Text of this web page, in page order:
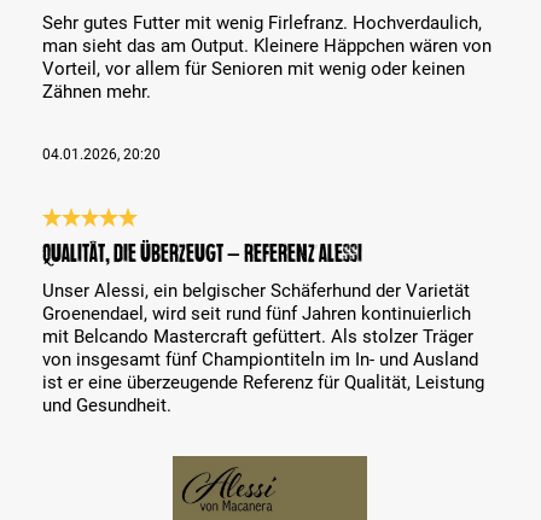
Sehr gutes Futter mit wenig Firlefranz. Hochverdaulich,
man sieht das am Output. Kleinere Häppchen wären von
Vorteil, vor allem für Senioren mit wenig oder keinen
Zähnen mehr.
04.01.2026, 20:20
Análise com classificação de 5 de 5 estrelas
Qualität, die überzeugt – Referenz Alessi
Unser Alessi, ein belgischer Schäferhund der Varietät
Groenendael, wird seit rund fünf Jahren kontinuierlich
mit Belcando Mastercraft gefüttert. Als stolzer Träger
von insgesamt fünf Championtiteln im In- und Ausland
ist er eine überzeugende Referenz für Qualität, Leistung
und Gesundheit.
Bildergalerie überspringen